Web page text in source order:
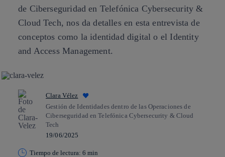
de Ciberseguridad en Telefónica Cybersecurity &
Cloud Tech, nos da detalles en esta entrevista de
conceptos como la identidad digital o el Identity
and Access Management.
Clara Vélez
Gestión de Identidades dentro de las Operaciones de
Ciberseguridad en Telefónica Cybersecurity & Cloud
Tech
19/06/2025
Tiempo de lectura: 6 min